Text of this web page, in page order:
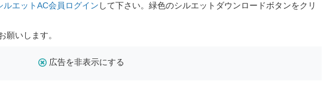
ルエットAC会員ログイン して下さい。緑色のシルエットダウンロードボタンをクリ
願いします。
広告を非表示にする